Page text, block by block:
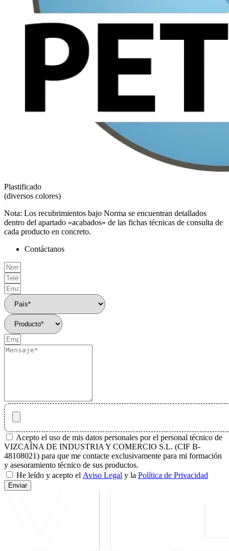
Plastificado
(diversos colores)
Nota: Los recubrimientos bajo Norma se encuentran detallados
dentro del apartado «acabados» de las fichas técnicas de consulta de
cada producto en concreto.
Contáctanos
Acepto el uso de mis datos personales por el personal técnico de
VIZCAÍNA DE INDUSTRIA Y COMERCIO S.L. (CIF B-
48108021) para que me contacte exclusivamente para mi formación
y asesoramiento técnico de sus productos.
He leído y acepto el Aviso Legal y la Política de Privacidad
Enviar